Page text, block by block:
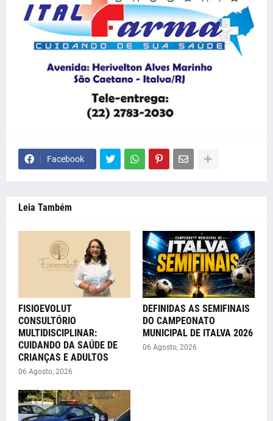
Facebook
Leia Também
FISIOEVOLUT
CONSULTÓRIO
MULTIDISCIPLINAR:
CUIDANDO DA SAÚDE DE
CRIANÇAS E ADULTOS
06 Agosto, 2026
DEFINIDAS AS SEMIFINAIS
DO CAMPEONATO
MUNICIPAL DE ITALVA 2026
06 Agosto, 2026